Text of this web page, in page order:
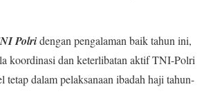
Polridengan pengalaman baik tahun ini,
koordinasi dan keterlibatan aktif TNI-Polri
tetap dalam pelaksanaan ibadah haji tahun-